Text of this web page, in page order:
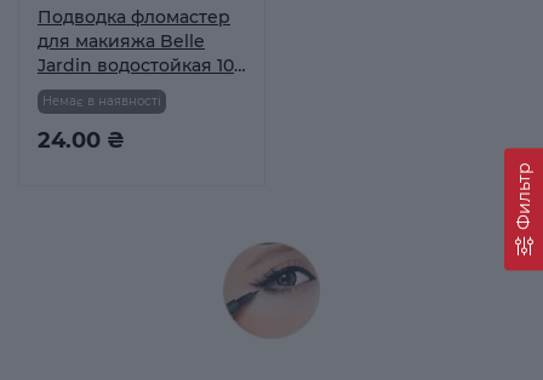
Фильтр
Подводка фломастер
для макияжа Belle
Jardin водостойкая 10
г
24.00 ₴
Немає в наявності